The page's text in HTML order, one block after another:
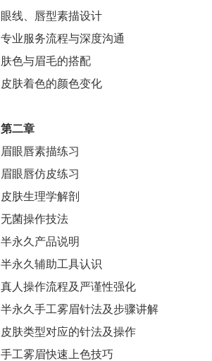
眼线、唇型素描设计
专业服务流程与深度沟通
肤色与眉毛的搭配
皮肤着色的颜色变化
第二章
眉眼唇素描练习
眉眼唇仿皮练习
皮肤生理学解剖
无菌操作技法
半永久产品说明
半永久辅助工具认识
真人操作流程及严谨性强化
半永久手工雾眉针法及步骤讲解
皮肤类型对应的针法及操作
手工雾眉快速上色技巧